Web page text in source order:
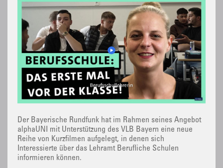
Der Bayerische Rundfunk hat im Rahmen seines Angebot
alphaUNI mit Unterstützung des VLB Bayern eine neue
Reihe von Kurzfilmen aufgelegt, in denen sich
Interessierte über das Lehramt Berufliche Schulen
informieren können.